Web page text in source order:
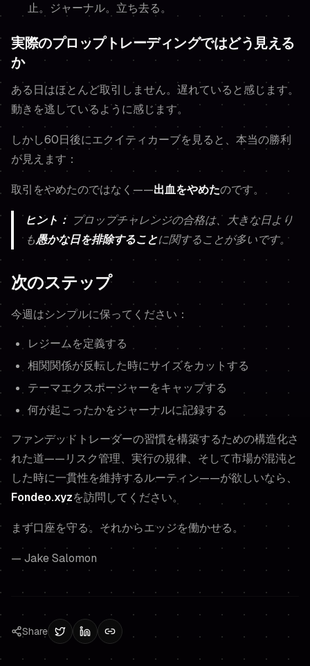
止。ジャーナル。立ち去る。
実際のプロップトレーディングではどう見える
か
ある日はほとんど取引しません。遅れていると感じます。
動きを逃しているように感じます。
しかし60日後にエクイティカーブを見ると、本当の勝利
が見えます：
取引をやめたのではなく——出血をやめたのです。
ヒント： プロップチャレンジの合格は、大きな日より
も愚かな日を排除することに関することが多いです。
次のステップ
今週はシンプルに保ってください：
レジームを定義する
相関関係が反転した時にサイズをカットする
テーマエクスポージャーをキャップする
何が起こったかをジャーナルに記録する
ファンデッドトレーダーの習慣を構築するための構造化さ
れた道——リスク管理、実行の規律、そして市場が混沌と
した時に一貫性を維持するルーティン——が欲しいなら、
Fondeo.xyzを訪問してください。
まず口座を守る。それからエッジを働かせる。
— Jake Salomon
Share